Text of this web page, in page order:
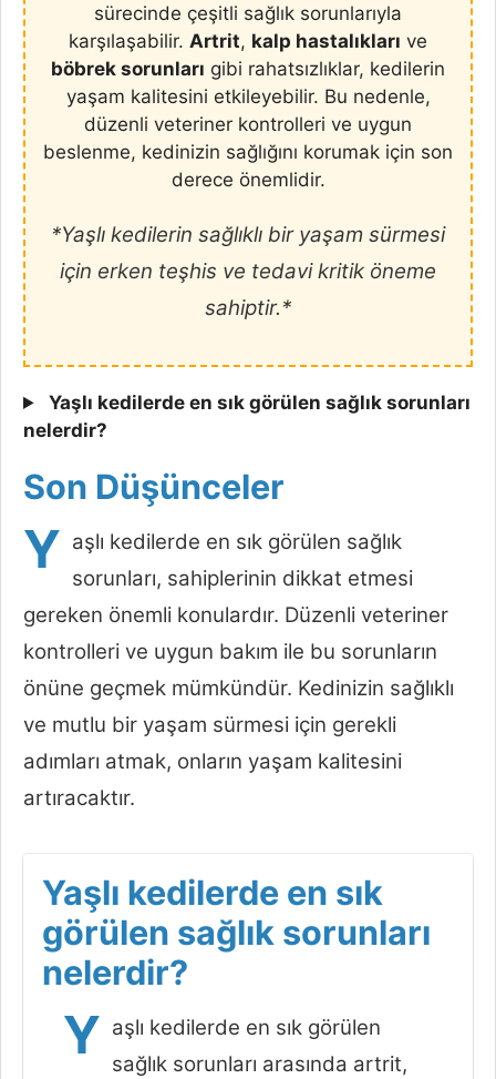
sürecinde çeşitli sağlık sorunlarıyla
karşılaşabilir. Artrit, kalp hastalıkları ve
böbrek sorunları gibi rahatsızlıklar, kedilerin
yaşam kalitesini etkileyebilir. Bu nedenle,
düzenli veteriner kontrolleri ve uygun
beslenme, kedinizin sağlığını korumak için son
derece önemlidir.
*Yaşlı kedilerin sağlıklı bir yaşam sürmesi
için erken teşhis ve tedavi kritik öneme
sahiptir.*
Yaşlı kedilerde en sık görülen sağlık sorunları
nelerdir?
Son Düşünceler
Y aşlı kedilerde en sık görülen sağlık
sorunları, sahiplerinin dikkat etmesi
gereken önemli konulardır. Düzenli veteriner
kontrolleri ve uygun bakım ile bu sorunların
önüne geçmek mümkündür. Kedinizin sağlıklı
ve mutlu bir yaşam sürmesi için gerekli
adımları atmak, onların yaşam kalitesini
artıracaktır.
Yaşlı kedilerde en sık
görülen sağlık sorunları
nelerdir?
Y aşlı kedilerde en sık görülen
sağlık sorunları arasında artrit,